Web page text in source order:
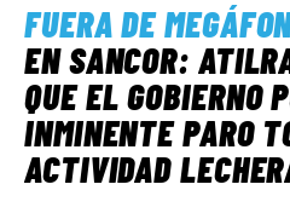
FUERA DE
EN SANCOR:
QUE EL GOBIERNO
INMINENTE PARO
ACTIVIDAD